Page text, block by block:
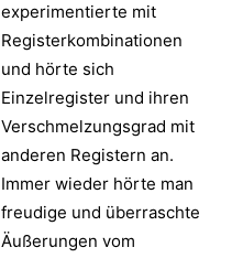
experimentierte mit
Registerkombinationen
und hörte sich
Einzelregister und ihren
Verschmelzungsgrad mit
anderen Registern an.
Immer wieder hörte man
freudige und überraschte
Äußerungen vom